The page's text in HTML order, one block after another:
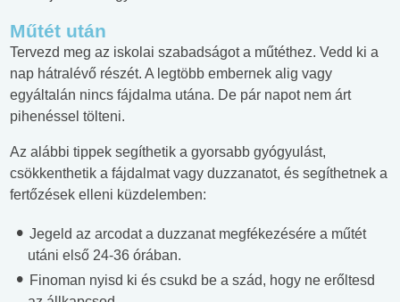
Műtét után
Tervezd meg az iskolai szabadságot a műtéthez. Vedd ki a
nap hátralévő részét. A legtöbb embernek alig vagy
egyáltalán nincs fájdalma utána. De pár napot nem árt
pihenéssel tölteni.
Az alábbi tippek segíthetik a gyorsabb gyógyulást,
csökkenthetik a fájdalmat vagy duzzanatot, és segíthetnek a
fertőzések elleni küzdelemben:
Jegeld az arcodat a duzzanat megfékezésére a műtét
utáni első 24-36 órában.
Finoman nyisd ki és csukd be a szád, hogy ne erőltesd